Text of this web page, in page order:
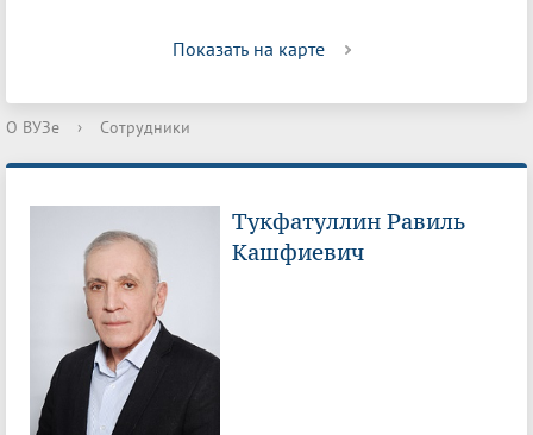
Показать на карте
О ВУЗе › Сотрудники
Тукфатуллин Равиль
Кашфиевич